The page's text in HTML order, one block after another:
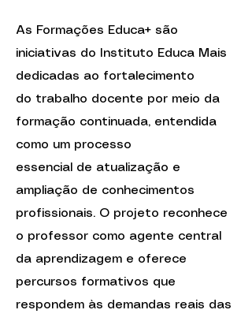
As Formações Educa+ são
iniciativas do Instituto Educa Mais
dedicadas ao fortalecimento
do trabalho docente por meio da
formação continuada, entendida
como um processo
essencial de atualização e
ampliação de conhecimentos
profissionais. O projeto reconhece
o professor como agente central
da aprendizagem e oferece
percursos formativos que
respondem às demandas reais das